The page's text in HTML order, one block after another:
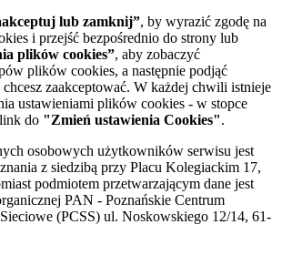
lub zamknij”, by wyrazić zgodę na
i przejść bezpośrednio do strony lub
plików cookies”, aby zobaczyć
plików cookies, a następnie podjąć
zaakceptować. W każdej chwili istnieje
ustawieniami plików cookies - w stopce
do "Zmień ustawienia Cookies".
osobowych użytkowników serwisu jest
z siedzibą przy Placu Kolegiackim 17,
podmiotem przetwarzającym dane jest
PAN - Poznańskie Centrum
(PCSS) ul. Noskowskiego 12/14, 61-